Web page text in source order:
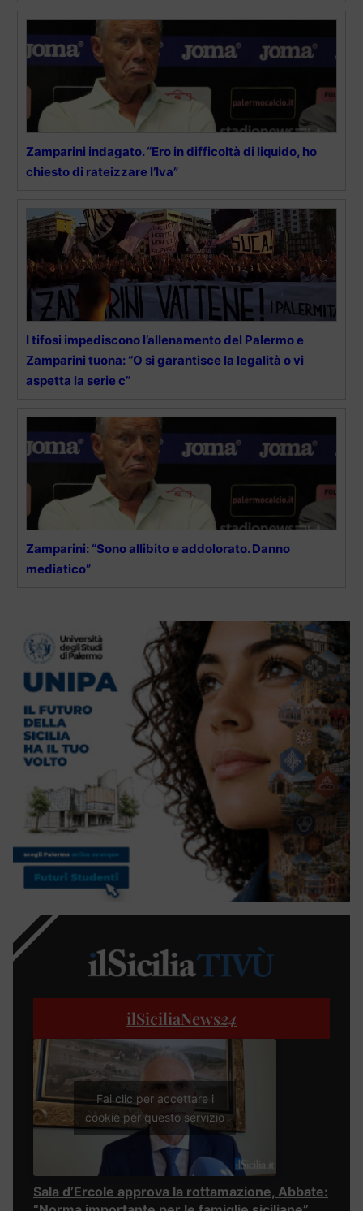
Zamparini indagato. “Ero in difficoltà di liquido, ho
chiesto di rateizzare l’Iva”
I tifosi impediscono l’allenamento del Palermo e
Zamparini tuona: “O si garantisce la legalità o vi
aspetta la serie c”
Zamparini: “Sono allibito e addolorato. Danno
mediatico”
ilSiciliaNews24
Fai clic per accettare i
cookie per questo servizio
Sala d’Ercole approva la rottamazione, Abbate: